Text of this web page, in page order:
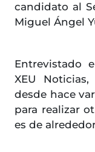
candidato al
Miguel Ángel
Entrevistado
XEU
desde hace
para realizar
es de